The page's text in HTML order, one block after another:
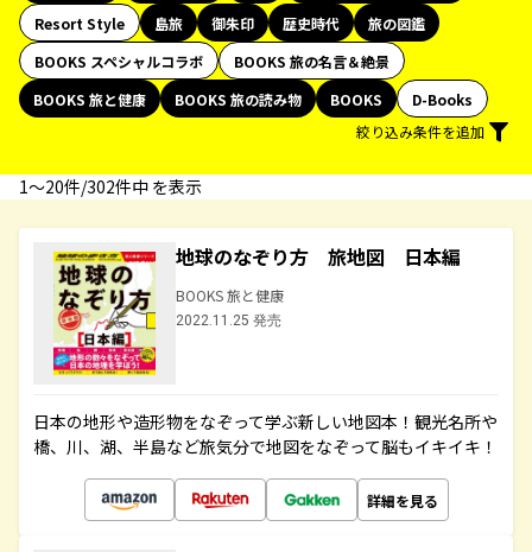
Resort Style
島旅 御朱印 歴史時代
旅の図鑑
BOOKS スペシャルコラボ
BOOKS 旅の名言＆絶景
BOOKS 旅と健康
BOOKS 旅の読み物 BOOKS
D-Books
絞り込み条件を追加
1〜20件/302件中 を表示
地球のなぞり方 旅地図 日本編
BOOKS 旅と健康
2022.11.25 発売
日本の地形や造形物をなぞって学ぶ新しい地図本！観光名所や
橋、川、湖、半島など旅気分で地図をなぞって脳もイキイキ！
詳細を見る